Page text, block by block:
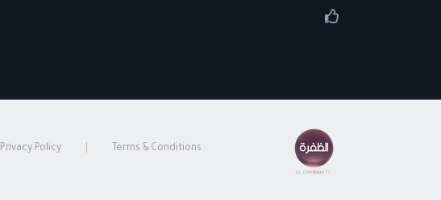
Terms & Conditions
Privacy Policy